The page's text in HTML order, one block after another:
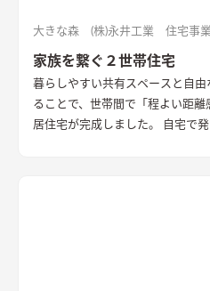
大きな森 (株)永井工業 住宅事
家族を繋ぐ２世帯住宅
暮らしやすい共有スペースと自
ることで、世帯間で「程よい距
居住宅が完成しました。 自宅で発電できるエネファームを搭載